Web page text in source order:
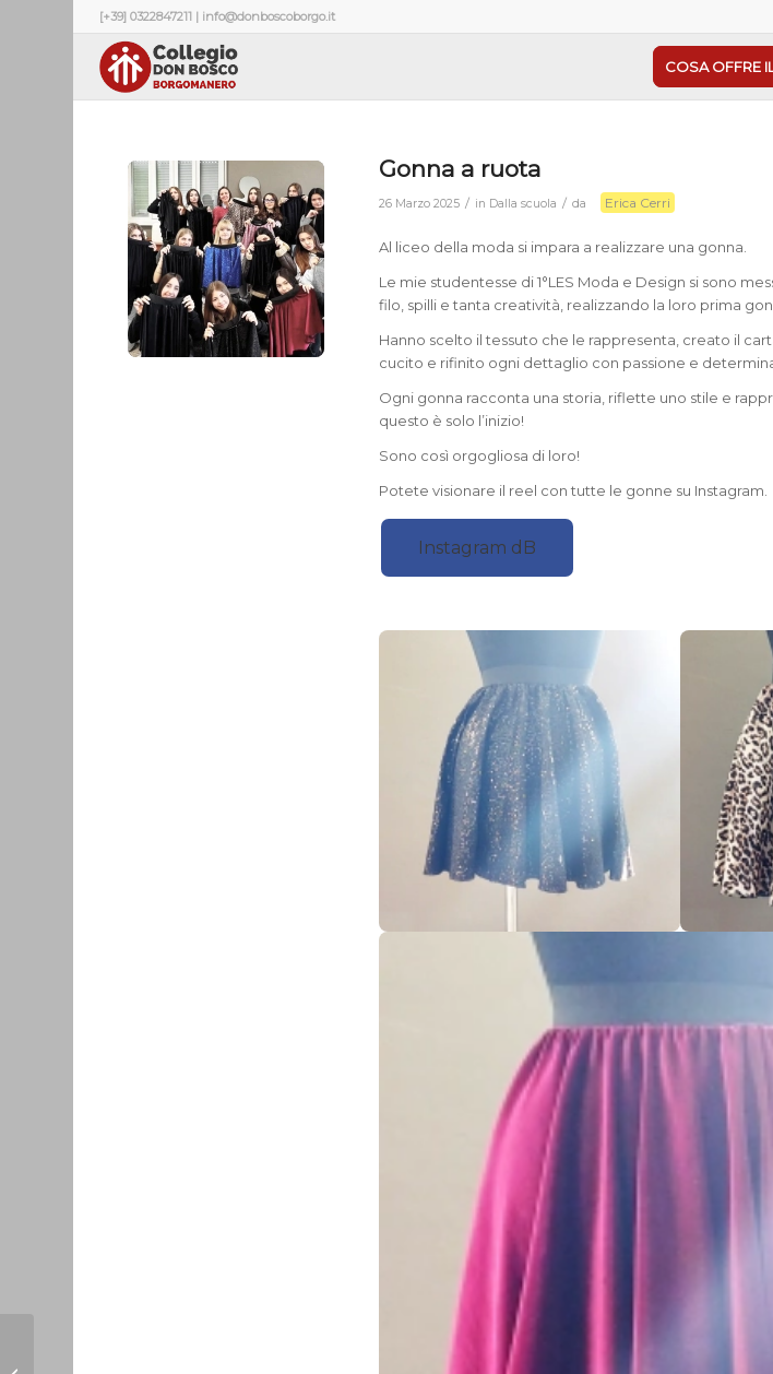
[+39] 0322847211 | info@donboscoborgo.it
COSA OFFRE
Gonna a ruota
26 Marzo 2025 / in Dalla scuola / da Erica Cerri
Al liceo della moda si impara a realizzare una gonna.
Le mie studentesse di 1°LES Moda e Design si sono
filo, spilli e tanta creatività, realizzando la loro prima
Hanno scelto il tessuto che le rappresenta, creato il
cucito e rifinito ogni dettaglio con passione e
Ogni gonna racconta una storia, riflette uno stile e
questo è solo l’inizio!
Sono così orgogliosa di loro!
Potete visionare il reel con tutte le gonne su Instagram.
Instagram dB